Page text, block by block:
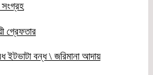
সংগ্রহ
গ্রেফতার
ইটভাটা বন্ধ \ জরিমানা আদায়